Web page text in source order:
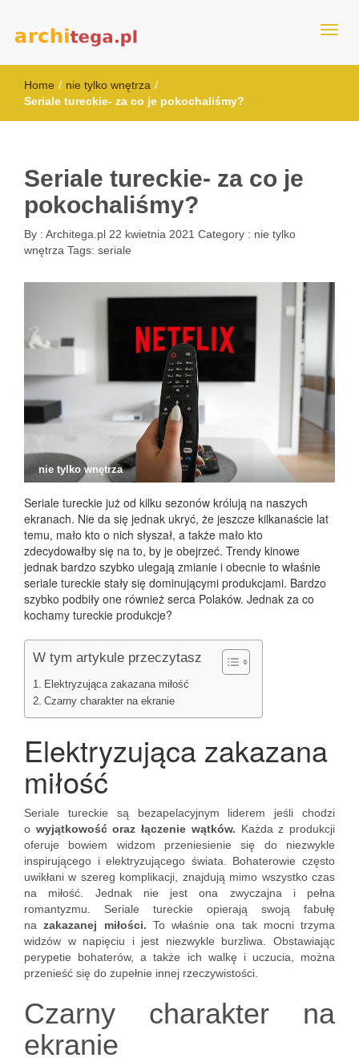
architega.pl
Home / nie tylko wnętrza /
Seriale tureckie- za co je pokochaliśmy?
Seriale tureckie- za co je
pokochaliśmy?
By : Architega.pl 22 kwietnia 2021 Category : nie tylko
wnętrza Tags: seriale
nie tylko wnętrza
Seriale tureckie już od kilku sezonów królują na naszych
ekranach. Nie da się jednak ukryć, że jeszcze kilkanaście lat
temu, mało kto o nich słyszał, a także mało kto
zdecydowałby się na to, by je obejrzeć. Trendy kinowe
jednak bardzo szybko ulegają zmianie i obecnie to właśnie
seriale tureckie stały się dominującymi produkcjami. Bardzo
szybko podbiły one również serca Polaków. Jednak za co
kochamy tureckie produkcje?
W tym artykule przeczytasz
Elektryzująca zakazana miłość
Czarny charakter na ekranie
Elektryzująca zakazana
miłość
Seriale tureckie są bezapelacyjnym liderem jeśli chodzi
o wyjątkowość oraz łączenie wątków. Każda z produkcji
oferuje bowiem widzom przeniesienie się do niezwykle
inspirującego i elektryzującego świata. Bohaterowie często
uwikłani w szereg komplikacji, znajdują mimo wszystko czas
na miłość. Jednak nie jest ona zwyczajna i pełna
romantyzmu. Seriale tureckie opierają swoją fabułę
nazakazanej miłości. To właśnie ona tak mocni trzyma
widzów w napięciu i jest niezwykle burzliwa. Obstawiając
perypetie bohaterów, a także ich walkę i uczucia, można
przenieść się do zupełnie innej rzeczywistości.
Czarny charakter na
ekranie